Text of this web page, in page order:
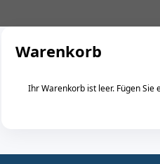
Warenkorb
Ihr Warenkorb ist leer. Fügen